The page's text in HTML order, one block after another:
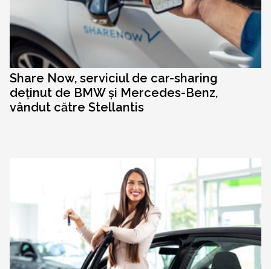
Share Now, serviciul de car-sharing
deținut de BMW și Mercedes-Benz,
vândut către Stellantis